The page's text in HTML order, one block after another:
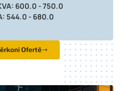
600.0 - 750.0
544.0 - 680.0
Ofertë